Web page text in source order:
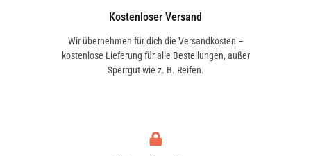
Kostenloser Versand
Wir übernehmen für dich die Versandkosten –
kostenlose Lieferung für alle Bestellungen, außer
Sperrgut wie z. B. Reifen.